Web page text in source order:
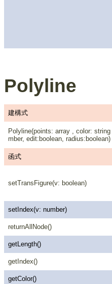
Polyline
建構式
Polyline(points: array , color:
mber, edit:boolean, radius:boolean)
函式
setTransFigure(v: boolean)
setIndex(v: number)
returnAllNode()
getLength()
getIndex()
getColor()